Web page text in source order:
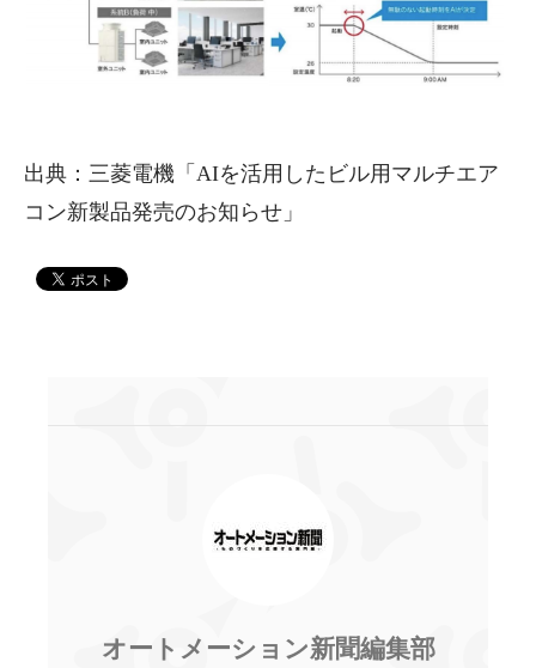
出典：三菱電機「AIを活用したビル用マルチエア
コン新製品発売のお知らせ」
オートメーション新聞編集部